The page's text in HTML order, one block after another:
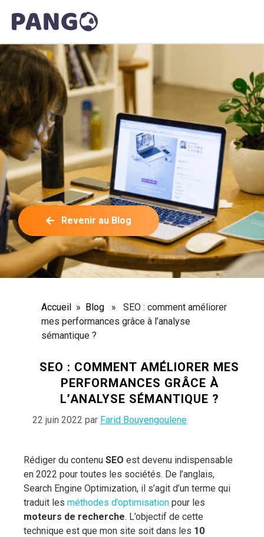
Revenir au Blog
Accueil » Blog » SEO : comment améliorer
mes performances grâce à l’analyse
sémantique ?
SEO : COMMENT AMÉLIORER MES
PERFORMANCES GRÂCE À
L’ANALYSE SÉMANTIQUE ?
22 juin 2022 par Farid Bouyengoulene
Rédiger du contenu SEO est devenu indispensable
en 2022 pour toutes les sociétés. De l’anglais,
Search Engine Optimization, il s’agit d’un terme qui
traduit les méthodes d’optimisation pour les
moteurs de recherche. L’objectif de cette
technique est que mon site soit dans les 10